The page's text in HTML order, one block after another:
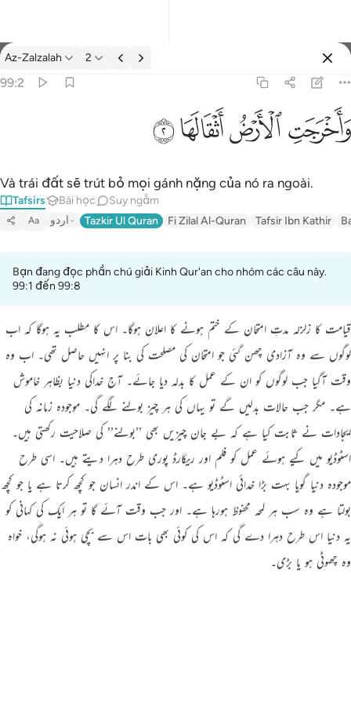
Tafsir: Az-Zalzalah 99:2
Az-Zalzalah 2
99:2
ﱺﱻﱼﱽ
Và trái đất sẽ trút bỏ mọi gánh nặng của nó ra ngoài.
Tafsirs Bài học Suy ngẫm
Aa اردو Tazkir Ul Quran Fi Zilal Al-Quran Tafsir Ibn Kathir
Bạn đang đọc phần chú giải Kinh Qur'an cho nhóm các câu này.
99:1 đến 99:8
قیامت کا زلزلہ مدتِ امتحان کے ختم ہونے کا اعلان ہوگا۔ اس کا مطلب یہ ہوگا کہ اب
لوگوں سے وہ آزادی چھن گئی جو امتحان کی مصلحت کی بنا پر انہیں حاصل تھی۔ اب وہ
وقت آگیا جب لوگوں کو ان کے عمل کا بدلہ دیا جائے۔ آج خداکی دنیا بظاہر خاموش
ہے۔ مگر جب حالات بدلیں گے تو یہاں کی ہر چیز بولنے لگے گی۔ موجودہ زمانہ کی
ایجادات نے ثابت کیا ہے کہ بے جان چیزیں بھی ’’بولنے’’ کی صلاحیت رکھتی ہیں۔
اسٹوڈیو میں کیے ہوئے عمل کو فلم اور ریکارڈ پوری طرح دہرا دیتے ہیں۔ اسی طرح
موجودہ دنیا گویا بہت بڑا خدائی اسٹوڈیو ہے۔ اس کے اندر انسان جو کچھ کرتا ہے یا جو کچھ
بولتا ہے وہ سب ہر لمحہ محفوظ ہورہا ہے۔ اور جب وقت آئے گا تو ہر ایک کی کہانی کو
یہ دنیا اس طرح دہرا دے گی کہ اس کی کوئی بھی بات اس سے بچی ہوئی نہ ہوگی، خواہ
وہ چھوٹی ہو یا بڑی۔